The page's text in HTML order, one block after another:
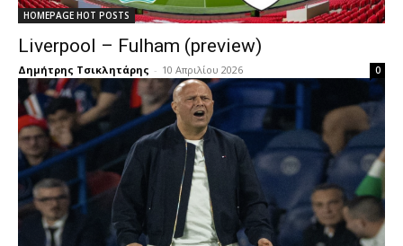
HOMEPAGE HOT POSTS
Liverpool – Fulham (preview)
Δημήτρης Τσικλητάρης - 10 Απριλίου 2026 0